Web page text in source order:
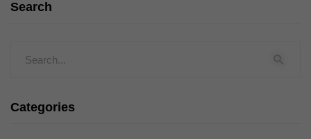
Search
Categories